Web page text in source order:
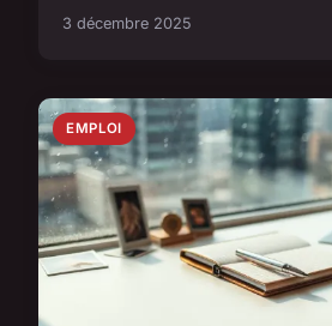
3 décembre 2025
EMPLOI